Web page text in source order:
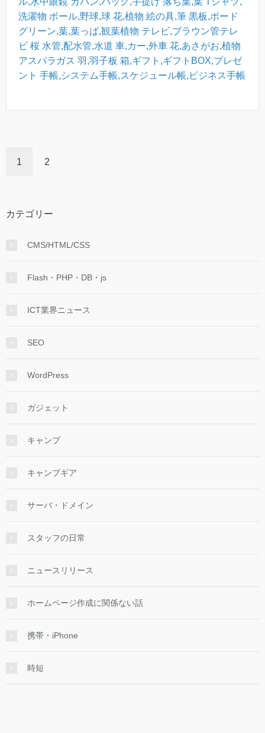
洗濯物 ボール,野球,球 花,植物 絵の具,筆 黒板,ボード
グリーン,葉,葉っぱ,観葉植物 テレビ,ブラウン管テレ
ビ 桜 水管,配水管,水道 車,カー,外車 花,あさがお,植物
アスパラガス 羽,羽子板 箱,ギフト,ギフトBOX,プレゼ
ント 手帳,システム手帳,スケジュール帳,ビジネス手帳
1 2
カテゴリー
CMS/HTML/CSS
Flash・PHP・DB・js
ICT業界ニュース
SEO
WordPress
ガジェット
キャンプ
キャンプギア
サーバ・ドメイン
スタッフの日常
ニュースリリース
ホームページ作成に関係ない話
携帯・iPhone
時短